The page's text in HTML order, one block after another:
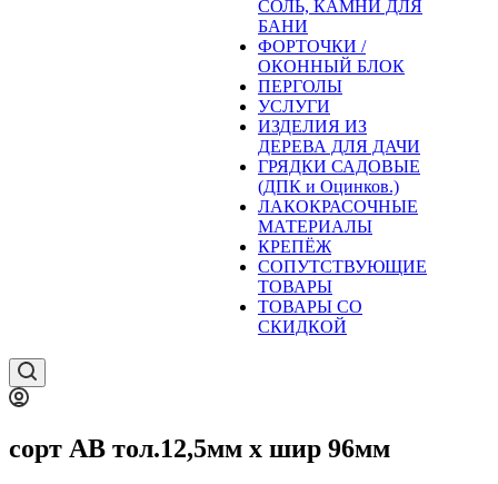
СОЛЬ, КАМНИ ДЛЯ
БАНИ
ФОРТОЧКИ /
ОКОННЫЙ БЛОК
ПЕРГОЛЫ
УСЛУГИ
ИЗДЕЛИЯ ИЗ
ДЕРЕВА ДЛЯ ДАЧИ
ГРЯДКИ САДОВЫЕ
(ДПК и Оцинков.)
ЛАКОКРАСОЧНЫЕ
МАТЕРИАЛЫ
КРЕПЁЖ
СОПУТСТВУЮЩИЕ
ТОВАРЫ
ТОВАРЫ СО
СКИДКОЙ
сорт АВ тол.12,5мм х шир 96мм